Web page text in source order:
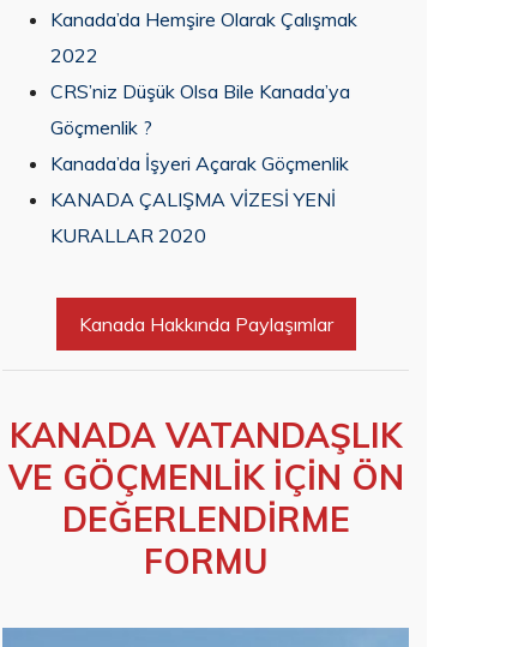
Kanada’da Hemşire Olarak Çalışmak
2022
CRS’niz Düşük Olsa Bile Kanada’ya
Göçmenlik ?
Kanada’da İşyeri Açarak Göçmenlik
KANADA ÇALIŞMA VİZESİ YENİ
KURALLAR 2020
Kanada Hakkında Paylaşımlar
KANADA VATANDAŞLIK
VE GÖÇMENLİK İÇİN ÖN
DEĞERLENDİRME
FORMU